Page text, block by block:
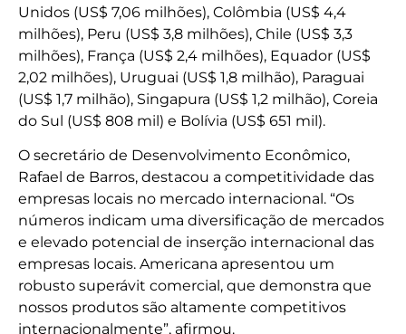
Unidos (US$ 7,06 milhões), Colômbia (US$ 4,4
milhões), Peru (US$ 3,8 milhões), Chile (US$ 3,3
milhões), França (US$ 2,4 milhões), Equador (US$
2,02 milhões), Uruguai (US$ 1,8 milhão), Paraguai
(US$ 1,7 milhão), Singapura (US$ 1,2 milhão), Coreia
do Sul (US$ 808 mil) e Bolívia (US$ 651 mil).
O secretário de Desenvolvimento Econômico,
Rafael de Barros, destacou a competitividade das
empresas locais no mercado internacional. “Os
números indicam uma diversificação de mercados
e elevado potencial de inserção internacional das
empresas locais. Americana apresentou um
robusto superávit comercial, que demonstra que
nossos produtos são altamente competitivos
internacionalmente”, afirmou.